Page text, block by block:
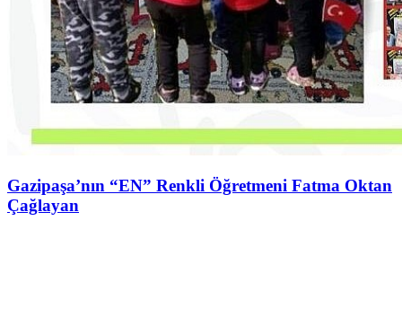
Gazipaşa’nın “EN” Renkli Öğretmeni Fatma Oktan
Çağlayan